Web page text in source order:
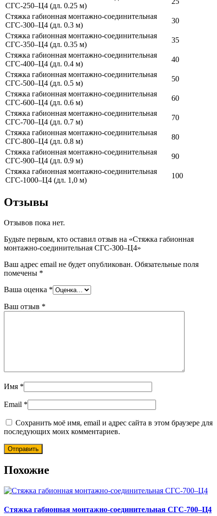
СГС-250–Ц4 (дл. 0.25 м)
Стяжка габионная монтажно-соединительная
СГС-300–Ц4 (дл. 0.3 м)
30
Стяжка габионная монтажно-соединительная
СГС-350–Ц4 (дл. 0.35 м)
35
Стяжка габионная монтажно-соединительная
СГС-400–Ц4 (дл. 0.4 м)
40
Стяжка габионная монтажно-соединительная
СГС-500–Ц4 (дл. 0.5 м)
50
Стяжка габионная монтажно-соединительная
СГС-600–Ц4 (дл. 0.6 м)
60
Стяжка габионная монтажно-соединительная
СГС-700–Ц4 (дл. 0.7 м)
70
Стяжка габионная монтажно-соединительная
СГС-800–Ц4 (дл. 0.8 м)
80
Стяжка габионная монтажно-соединительная
СГС-900–Ц4 (дл. 0.9 м)
90
Стяжка габионная монтажно-соединительная
СГС-1000–Ц4 (дл. 1,0 м)
100
Отзывы
Отзывов пока нет.
Будьте первым, кто оставил отзыв на «Стяжка габионная
монтажно-соединительная СГС-300–Ц4»
Ваш адрес email не будет опубликован. Обязательные поля
помечены *
Ваша оценка *
Ваш отзыв *
Имя *
Email *
Сохранить моё имя, email и адрес сайта в этом браузере для
последующих моих комментариев.
Похожие
Стяжка габионная монтажно-соединительная СГС-700–Ц4